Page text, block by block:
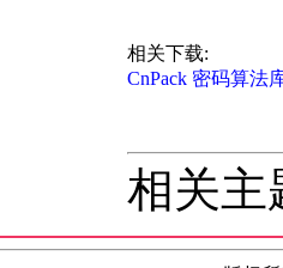
相关下载:
CnPack 密码算法
相关主